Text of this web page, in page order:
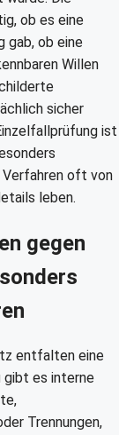
ob es eine
gab, ob eine
Willen
sicher
ist
oft von
leben.
gegen
entfalten eine
gibt es interne
Trennungen,